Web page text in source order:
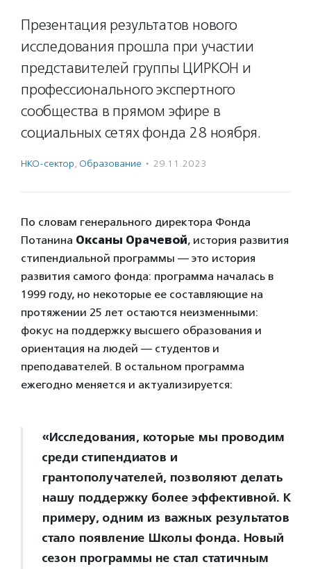
Презентация результатов нового
исследования прошла при участии
представителей группы ЦИРКОН и
профессионального экспертного
сообщества в прямом эфире в
социальных сетях фонда 28 ноября.
НКО-сектор, Образование · 29.11.2023
По словам генерального директора Фонда
Потанина Оксаны Орачевой, история развития
стипендиальной программы — это история
развития самого фонда: программа началась в
1999 году, но некоторые ее составляющие на
протяжении 25 лет остаются неизменными:
фокус на поддержку высшего образования и
ориентация на людей — студентов и
преподавателей. В остальном программа
ежегодно меняется и актуализируется:
«Исследования, которые мы проводим
среди стипендиатов и
грантополучателей, позволяют делать
нашу поддержку более эффективной. К
примеру, одним из важных результатов
стало появление Школы фонда. Новый
сезон программы не стал статичным